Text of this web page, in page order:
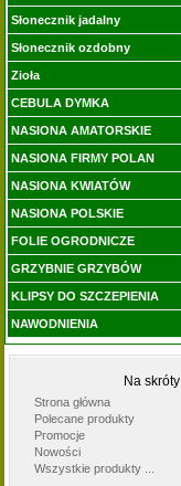
Słonecznik jadalny
Słonecznik ozdobny
Zioła
CEBULA DYMKA
NASIONA AMATORSKIE
NASIONA FIRMY POLAN
NASIONA KWIATÓW
NASIONA POLSKIE
FOLIE OGRODNICZE
GRZYBNIE GRZYBÓW
KLIPSY DO SZCZEPIENIA
NAWODNIENIA
Na skróty
Strona główna
Polecane produkty
Promocje
Nowości
Wszystkie produkty ...